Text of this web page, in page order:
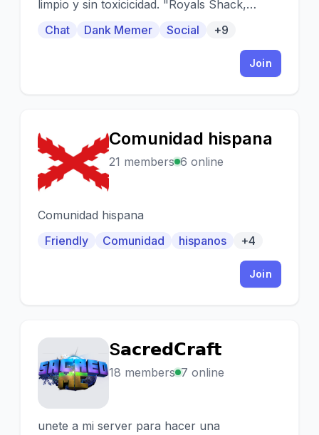
limpio y sin toxicicidad. "Royals Shack,
Chat Dank Memer Social +9
Join
C
Comunidad hispana
21 members 6 online
Comunidad hispana
Friendly
Comunidad hispanos +4
Join
S
S𝗮𝗰𝗿𝗲𝗱𝗖𝗿𝗮𝗳𝘁
18 members 7 online
unete a mi server para hacer una